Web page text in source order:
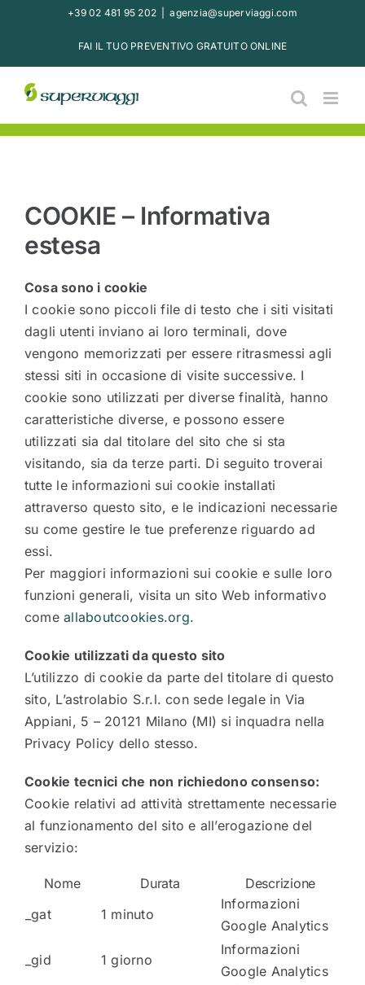
+39 02 481 95 202 agenzia@superviaggi.com
FAI IL TUO PREVENTIVO GRATUITO ONLINE
COOKIE – Informativa
estesa
Cosa sono i cookie
I cookie sono piccoli file di testo che i siti visitati
dagli utenti inviano ai loro terminali, dove
vengono memorizzati per essere ritrasmessi agli
stessi siti in occasione di visite successive. I
cookie sono utilizzati per diverse finalità, hanno
caratteristiche diverse, e possono essere
utilizzati sia dal titolare del sito che si sta
visitando, sia da terze parti. Di seguito troverai
tutte le informazioni sui cookie installati
attraverso questo sito, e le indicazioni necessarie
su come gestire le tue preferenze riguardo ad
essi.
Per maggiori informazioni sui cookie e sulle loro
funzioni generali, visita un sito Web informativo
comeallaboutcookies.org.
Cookie utilizzati da questo sito
L’utilizzo di cookie da parte del titolare di questo
sito, L’astrolabio S.r.l. con sede legale in Via
Appiani, 5 – 20121 Milano (MI) si inquadra nella
Privacy Policy dello stesso.
Cookie tecnici che non richiedono consenso:
Cookie relativi ad attività strettamente necessarie
al funzionamento del sito e all’erogazione del
servizio:
Nome Durata
Descrizione
_gat
1 minuto
Informazioni
Google Analytics
_gid 1 giorno
Informazioni
Google Analytics